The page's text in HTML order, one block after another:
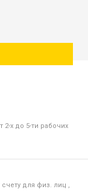
х до 5-ти рабочих
для физ. лиц ,